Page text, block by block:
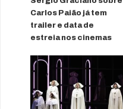
Carlos Paião já tem
trailer e data de
estreia nos cinemas